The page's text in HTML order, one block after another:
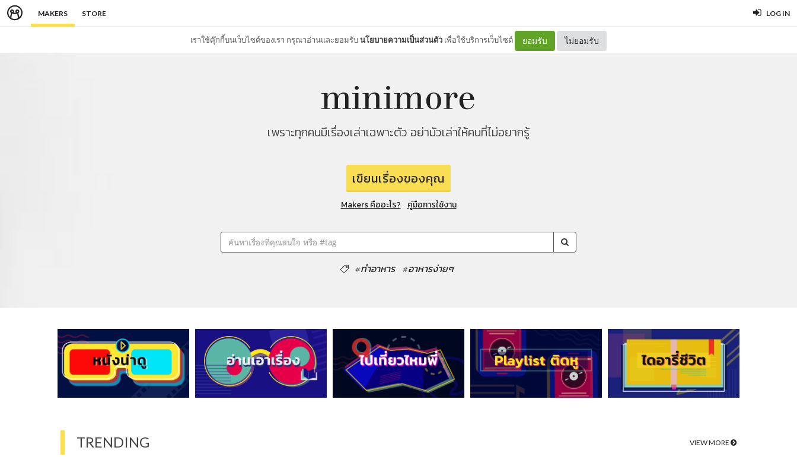
MAKERS STORE LOG IN
เราใช้คุ๊กกี้บนเว็บไซต์ของเรา กรุณาอ่านและยอมรับนโยบายความเป็นส่วนตัว เพื่อใช้บริการเว็บไซต์ ยอมรับ ไม่ยอมรับ
เพราะทุกคนมีเรื่องเล่าเฉพาะตัว อย่ามัวเล่าให้คนที่ไม่อยากรู้
เขียนเรื่องของคุณ
Makers คืออะไร? คู่มือการใช้งาน
#ทำอาหาร #อาหารง่ายๆ
TRENDING VIEW MORE